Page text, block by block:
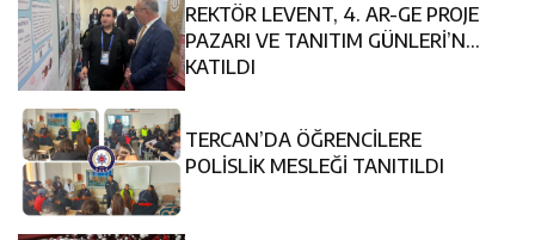
REKTÖR LEVENT, 4. AR-GE PROJE
PAZARI VE TANITIM GÜNLERİ’NE
KATILDI
TERCAN’DA ÖĞRENCİLERE
POLİSLİK MESLEĞİ TANITILDI